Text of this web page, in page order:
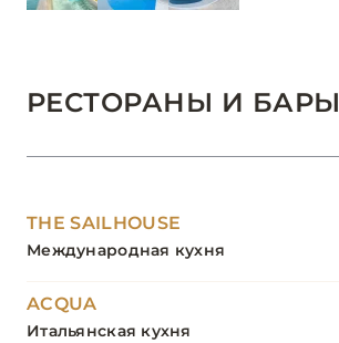
РЕСТОРАНЫ И БАРЫ
THE SAILHOUSE
Международная кухня
ACQUA
Итальянская кухня